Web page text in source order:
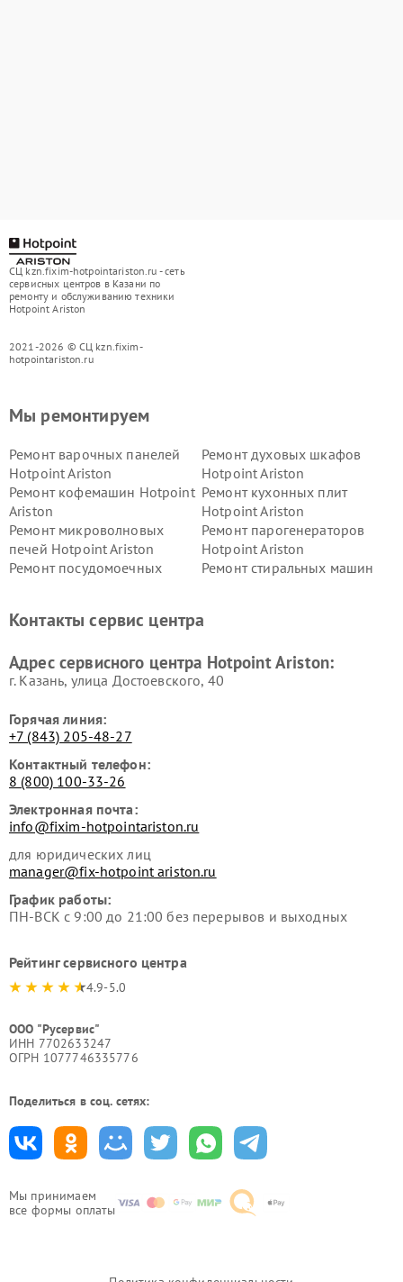
СЦ kzn.fixim-hotpointariston.ru - сеть
сервисных центров в Казани по
ремонту и обслуживанию техники
Hotpoint Ariston
2021-2026 © СЦ kzn.fixim-
hotpointariston.ru
Мы принимаем
все формы оплаты
Мы ремонтируем
Ремонт варочных панелей
Hotpoint Ariston
Ремонт духовых шкафов
Hotpoint Ariston
Ремонт кофемашин Hotpoint
Ariston
Ремонт кухонных плит
Hotpoint Ariston
Ремонт микроволновых
печей Hotpoint Ariston
Ремонт парогенераторов
Hotpoint Ariston
Ремонт посудомоечных
Ремонт стиральных машин
Hotpoint Ariston
Hotpoint Ariston
Ariston
Hotpoint Ariston
Контакты сервис центра
Адрес сервисного центра Hotpoint Ariston:
г. Казань, улица Достоевского, 40
Горячая линия:
+7 (843) 205-48-27
Контактный телефон:
8 (800) 100-33-26
Электронная почта:
info@fixim-hotpointariston.ru
для юридических лиц
manager@fix-hotpoint ariston.ru
График работы:
ПН-ВСК с 9:00 до 21:00 без перерывов и выходных
Рейтинг сервисного центра
4.9-5.0
ООО "Русервис"
ИНН 7702633247
ОГРН 1077746335776
Поделиться в соц. сетях: